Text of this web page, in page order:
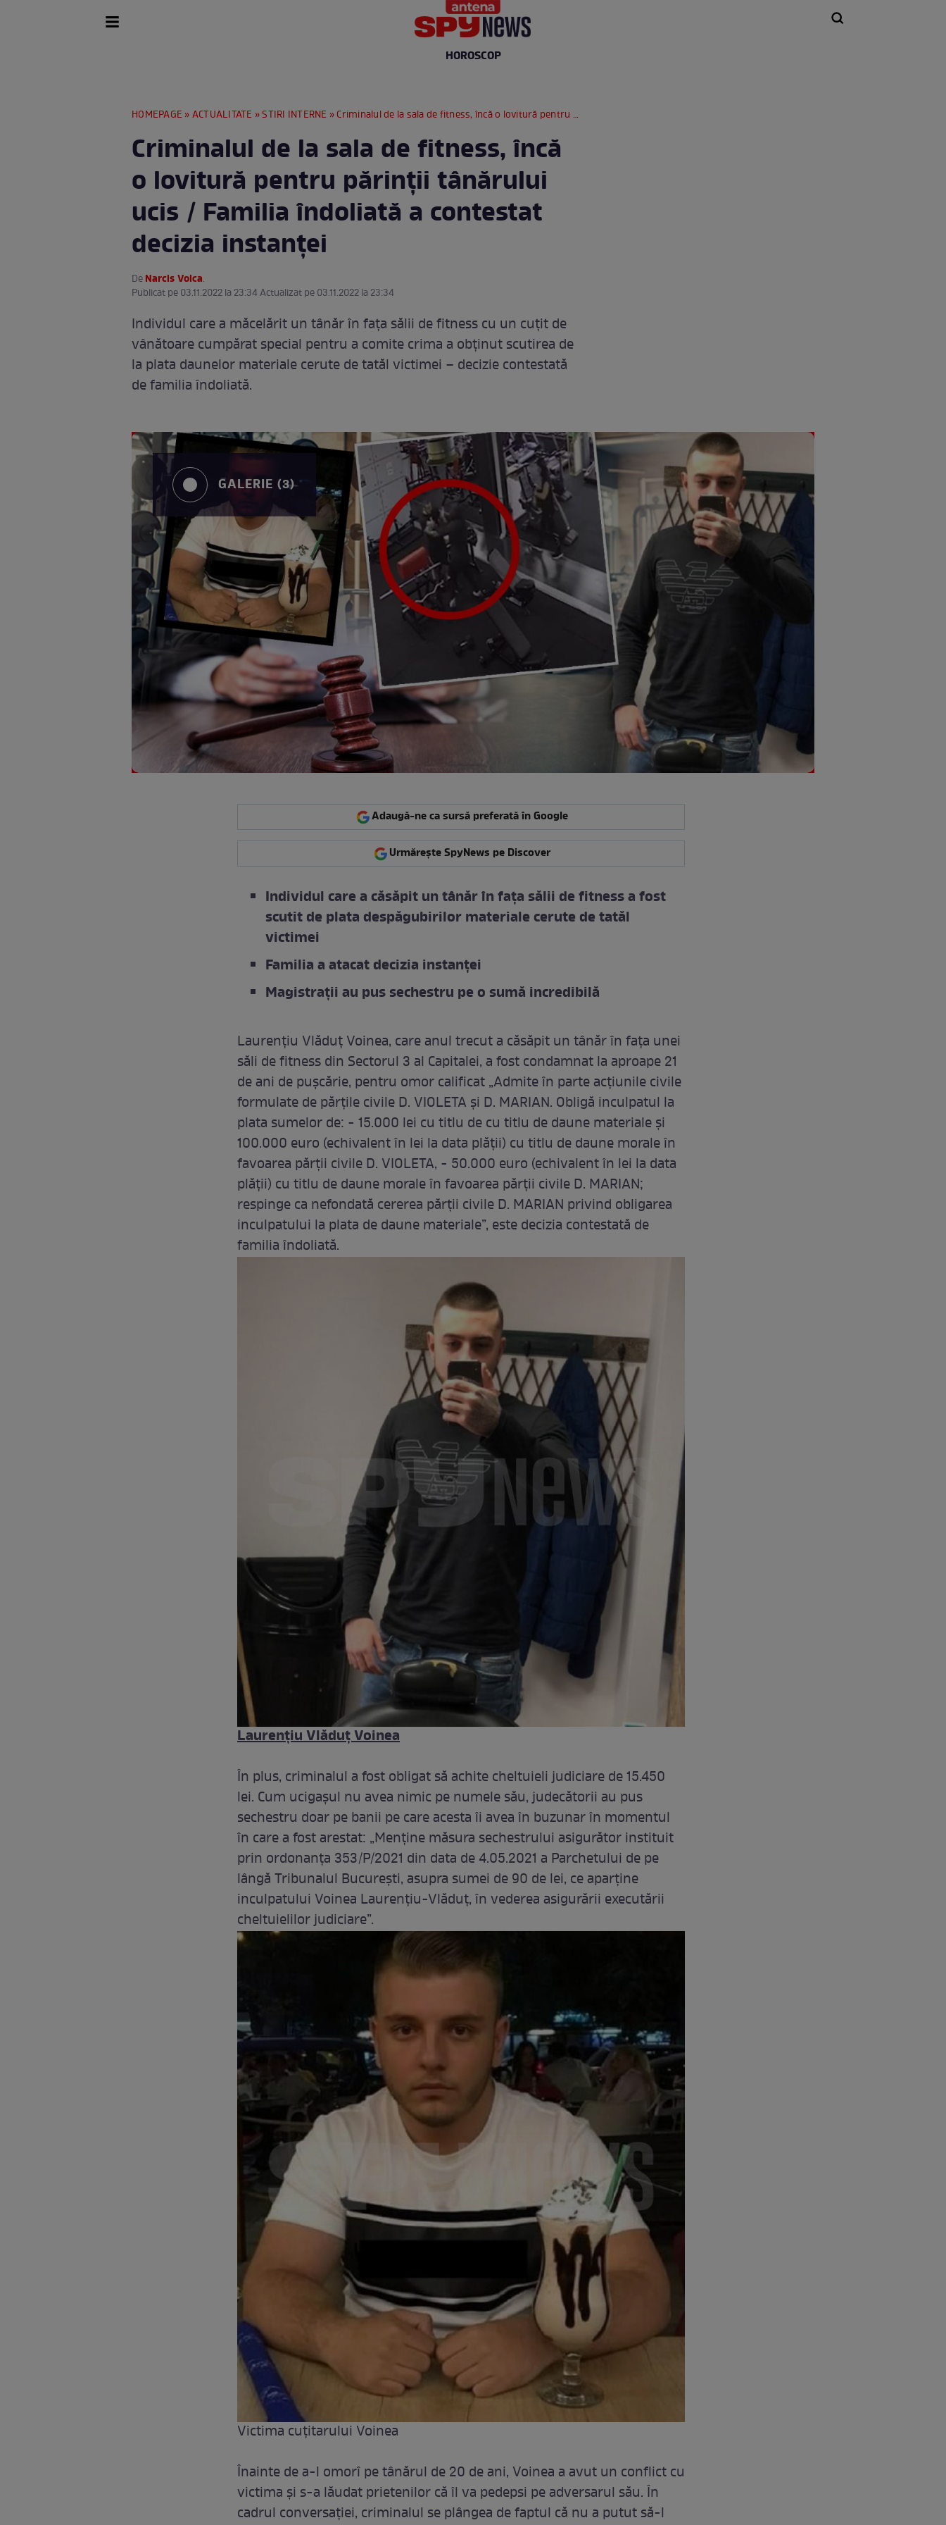
HOROSCOP
HOMEPAGE »ACTUALITATE »STIRI INTERNE » Criminalul de la sala de fitness, încă o lovitură pentru părinții tânărului ucis / Familia îndoliată a contestat decizia instanței
Criminalul de la sala de fitness, încă
o lovitură pentru părinții tânărului
ucis / Familia îndoliată a contestat
decizia instanței
DeNarcis Voica.
Publicat pe 03.11.2022 la 23:34 Actualizat pe 03.11.2022 la 23:34
Individul care a măcelărit un tânăr în fața sălii de fitness cu un cuțit de
vânătoare cumpărat special pentru a comite crima a obținut scutirea de
la plata daunelor materiale cerute de tatăl victimei – decizie contestată
de familia îndoliată.
GALERIE (3)
Adaugă-ne ca sursă preferată în Google
Urmărește SpyNews pe Discover
Individul care a căsăpit un tânăr în fața sălii de fitness a fost
scutit de plata despăgubirilor materiale cerute de tatăl
victimei
Familia a atacat decizia instanței
Magistrații au pus sechestru pe o sumă incredibilă
Laurențiu Vlăduț Voinea, care anul trecut a căsăpit un tânăr în fața unei
săli de fitness din Sectorul 3 al Capitalei, a fost condamnat la aproape 21
de ani de pușcărie, pentru omor calificat „Admite în parte acţiunile civile
formulate de părţile civile D. VIOLETA şi D. MARIAN. Obligă inculpatul la
plata sumelor de: - 15.000 lei cu titlu de cu titlu de daune materiale şi
100.000 euro (echivalent în lei la data plăţii) cu titlu de daune morale în
favoarea părţii civile D. VIOLETA, - 50.000 euro (echivalent în lei la data
plăţii) cu titlu de daune morale în favoarea părţii civile D. MARIAN;
respinge ca nefondată cererea părţii civile D. MARIAN privind obligarea
inculpatului la plata de daune materiale”, este decizia contestată de
familia îndoliată.
Laurențiu Vlăduț Voinea
În plus, criminalul a fost obligat să achite cheltuieli judiciare de 15.450
lei. Cum ucigașul nu avea nimic pe numele său, judecătorii au pus
sechestru doar pe banii pe care acesta îi avea în buzunar în momentul
în care a fost arestat: „Menţine măsura sechestrului asigurător instituit
prin ordonanţa 353/P/2021 din data de 4.05.2021 a Parchetului de pe
lângă Tribunalul Bucureşti, asupra sumei de 90 de lei, ce aparține
inculpatului Voinea Laurențiu-Vlăduț, în vederea asigurării executării
cheltuielilor judiciare”.
Victima cuțitarului Voinea
Înainte de a-l omorî pe tânărul de 20 de ani, Voinea a avut un conflict cu
victima și s-a lăudat prietenilor că îl va pedepsi pe adversarul său. În
cadrul conversației, criminalul se plângea de faptul că nu a putut să-l